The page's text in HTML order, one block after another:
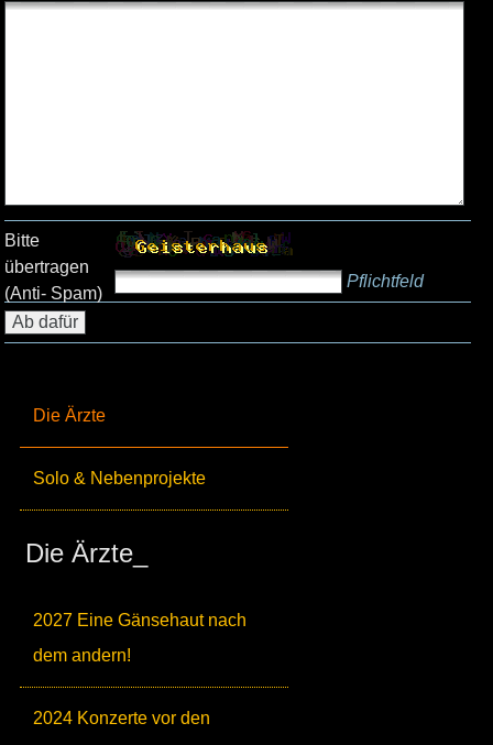
Die Ärzte
Solo & Nebenprojekte
Die Ärzte_
2027 Eine Gänsehaut nach
dem andern!
2024 Konzerte vor den
Bitte
übertragen
(Anti- Spam)
Pflichtfeld